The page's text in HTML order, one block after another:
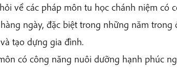
về các pháp môn tu học chánh niệm có
ngày, đặc biệt trong những năm trong
tạo dựng gia đình.
có công năng nuôi dưỡng hạnh phúc